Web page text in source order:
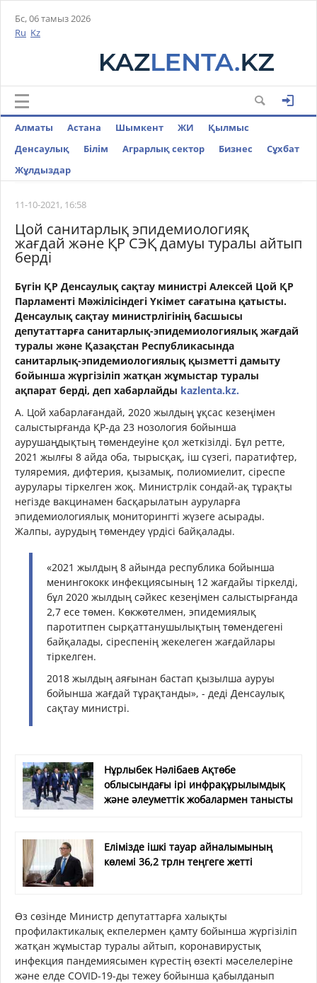
Бс, 06 тамыз 2026
Ru Kz
Алматы Астана Шымкент ЖИ
Қылмыс
Денсаулық
Білім Аграрлық сектор Бизнес
Cұхбат
Жұлдыздар
11-10-2021, 16:58
Цой санитарлық эпидемиологияқ
жағдай және ҚР СЭҚ дамуы туралы айтып
берді
Бүгін ҚР Денсаулық сақтау министрі Алексей Цой ҚР
Парламенті Мәжілісіндегі Үкімет сағатына қатысты.
Денсаулық сақтау министрлігінің басшысы
депутаттарға санитарлық-эпидемиологиялық жағдай
туралы және Қазақстан Республикасында
санитарлық-эпидемиологиялық қызметті дамыту
бойынша жүргізіліп жатқан жұмыстар туралы
ақпарат берді, деп хабарлайды kazlenta.kz.
А. Цой хабарлағандай, 2020 жылдың ұқсас кезеңімен
салыстырғанда ҚР-да 23 нозология бойынша
аурушаңдықтың төмендеуіне қол жеткізілді. Бұл ретте,
2021 жылғы 8 айда оба, тырысқақ, іш сүзегі, паратифтер,
туляремия, дифтерия, қызамық, полиомиелит, сіреспе
аурулары тіркелген жоқ. Министрлік сондай-ақ тұрақты
негізде вакцинамен басқарылатын ауруларға
эпидемиологиялық мониторингті жүзеге асырады.
Жалпы, аурудың төмендеу үрдісі байқалады.
«2021 жылдың 8 айында республика бойынша
менингококк инфекциясының 12 жағдайы тіркелді,
бұл 2020 жылдың сәйкес кезеңімен салыстырғанда
2,7 есе төмен. Көкжөтелмен, эпидемиялық
паротитпен сырқаттанушылықтың төмендегені
байқалады, сіреспенің жекелеген жағдайлары
тіркелген.
2018 жылдың аяғынан бастап қызылша ауруы
бойынша жағдай тұрақтанды», - деді Денсаулық
сақтау министрі.
Нұрлыбек Нәлібаев Ақтөбе
облысындағы ірі инфрақұрылымдық
және әлеуметтік жобалармен танысты
Елімізде ішкі тауар айналымының
көлемі 36,2 трлн теңгеге жетті
Өз сөзінде Министр депутаттарға халықты
профилактикалық екпелермен қамту бойынша жүргізіліп
жатқан жұмыстар туралы айтып, коронавирустық
инфекция пандемиясымен күрестің өзекті мәселелеріне
және елде COVID-19-ды тежеу бойынша қабылданып